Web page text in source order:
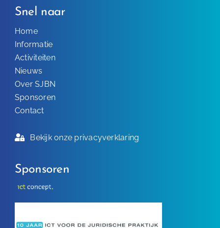
Snel naar
Home
Informatie
Activiteiten
Nieuws
Over SJBN
Sponsoren
Contact
Bekijk onze privacyverklaring
Sponsoren